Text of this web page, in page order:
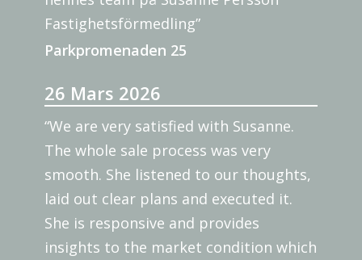
Fastighetsförmedling”
Parkpromenaden 25
26 Mars 2026
“We are very satisfied with Susanne.
The whole sale process was very
smooth. She listened to our thoughts,
laid out clear plans and executed it.
She is responsive and provides
insights to the market condition which